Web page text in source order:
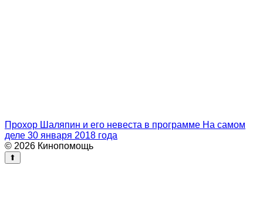
Прохор Шаляпин и его невеста в программе На самом
деле 30 января 2018 года
© 2026 Кинопомощь